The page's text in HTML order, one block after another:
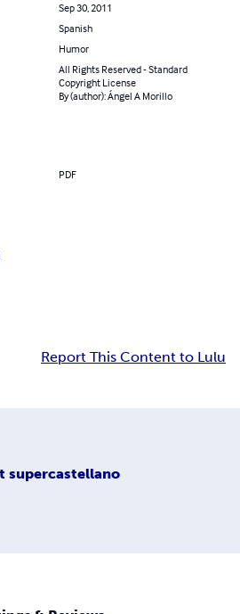
Sep 30, 2011
Spanish
Humor
All Rights Reserved - Standard
Copyright License
By (author): Ángel A Morillo
PDF
Report This Content to Lulu
supercastellano